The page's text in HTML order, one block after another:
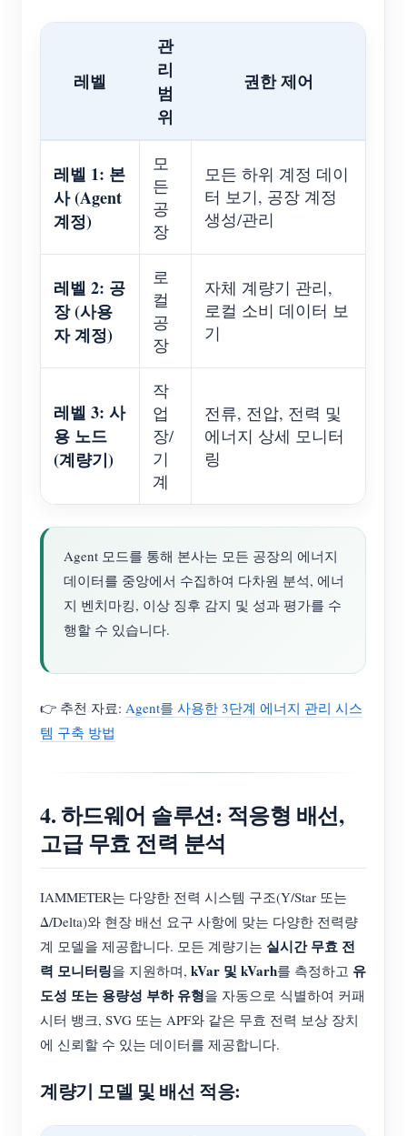
레벨
관
리
범
위
권한 제어
레벨 1: 본
사 (Agent
계정)
모
든
공
장
모든 하위 계정 데이
터 보기, 공장 계정
생성/관리
레벨 2: 공
장 (사용
자 계정)
로
컬
공
장
자체 계량기 관리,
로컬 소비 데이터 보
기
레벨 3: 사
용 노드
(계량기)
작
업
장/
기
계
전류, 전압, 전력 및
에너지 상세 모니터
링
Agent 모드를 통해 본사는 모든 공장의 에너지
데이터를 중앙에서 수집하여 다차원 분석, 에너
지 벤치마킹, 이상 징후 감지 및 성과 평가를 수
행할 수 있습니다.
👉 추천 자료: Agent를 사용한 3단계 에너지 관리 시스
템 구축 방법
4. 하드웨어 솔루션: 적응형 배선,
고급 무효 전력 분석
IAMMETER는 다양한 전력 시스템 구조(Y/Star 또는
Δ/Delta)와 현장 배선 요구 사항에 맞는 다양한 전력량
계 모델을 제공합니다. 모든 계량기는 실시간 무효 전
력 모니터링을 지원하며, kVar 및 kVarh를 측정하고 유
도성 또는 용량성 부하 유형을 자동으로 식별하여 커패
시터 뱅크, SVG 또는 APF와 같은 무효 전력 보상 장치
에 신뢰할 수 있는 데이터를 제공합니다.
계량기 모델 및 배선 적응: